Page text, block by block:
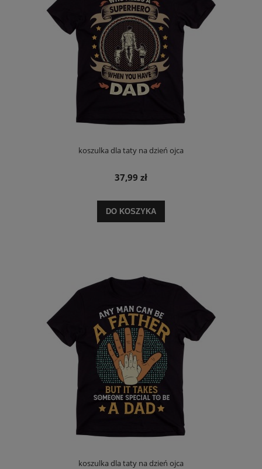
koszulka dla taty na dzień ojca
37,99 zł
DO KOSZYKA
koszulka dla taty na dzień ojca